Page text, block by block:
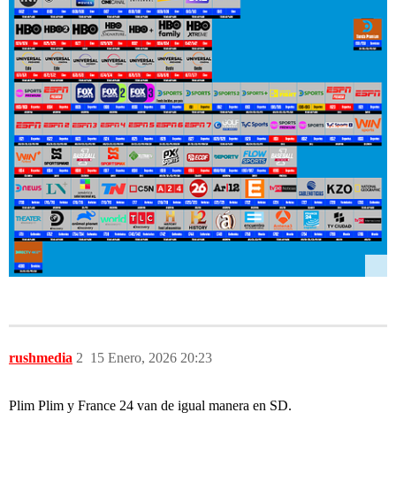
rushmedia 15 Enero, 2026 20:23
2
Plim Plim y France 24 van de igual manera en SD.